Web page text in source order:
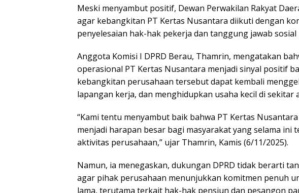
Meski menyambut positif, Dewan Perwakilan Rakyat
agar kebangkitan PT Kertas Nusantara diikuti dengan
penyelesaian hak-hak pekerja dan tanggung jawab sosial
Anggota Komisi I DPRD Berau, Thamrin, mengatakan
operasional PT Kertas Nusantara menjadi sinyal positif
kebangkitan perusahaan tersebut dapat kembali
lapangan kerja, dan menghidupkan usaha kecil di sekitar
“Kami tentu menyambut baik bahwa PT Kertas
menjadi harapan besar bagi masyarakat yang selama ini
aktivitas perusahaan,” ujar Thamrin, Kamis (6/11/2025).
Namun, ia menegaskan, dukungan DPRD tidak berarti
agar pihak perusahaan menunjukkan komitmen penuh
lama, terutama terkait hak-hak pensiun dan pesangon